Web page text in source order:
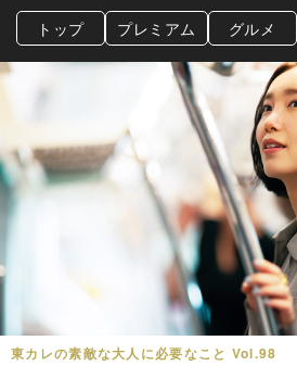
トップ プレミアム グルメ
東カレの素敵な大人に必要なこと Vol.98